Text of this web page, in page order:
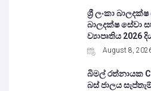
ශ්‍රී ලංකා
බාලදක්ෂ සේවා
ව්‍යාපෘතිය 2026
August 8,
බිමල් රත්නායක
බස් ජාලය